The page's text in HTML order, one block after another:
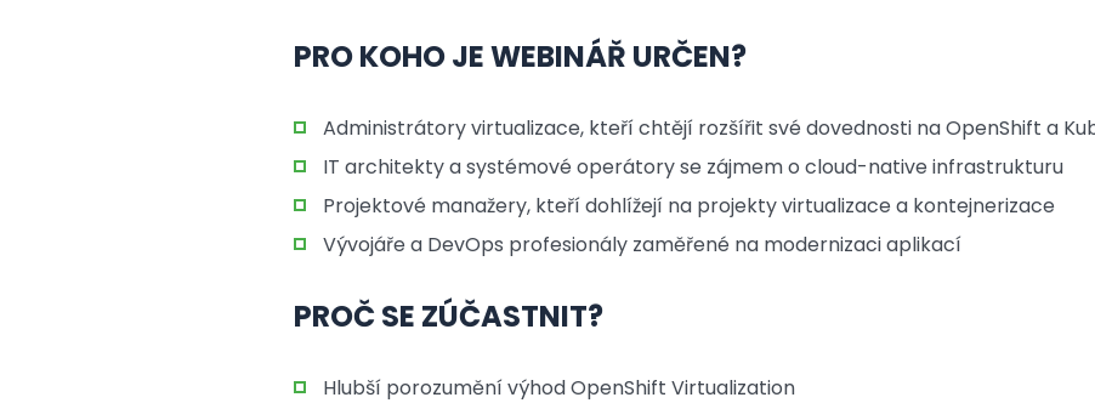
PRO KOHO JE WEBINÁŘ URČEN?
Administrátory virtualizace, kteří chtějí rozšířit své dovednosti na OpenShift a
IT architekty a systémové operátory se zájmem o cloud-native infrastrukturu
Projektové manažery, kteří dohlížejí na projekty virtualizace a kontejnerizace
Vývojáře a DevOps profesionály zaměřené na modernizaci aplikací
PROČ SE ZÚČASTNIT?
Hlubší porozumění výhod OpenShift Virtualization